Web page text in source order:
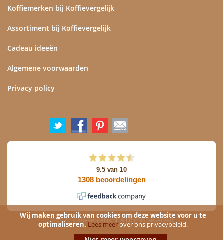
Wij maken gebruik van cookies om deze website voor u te
optimaliseren. Lees meerover ons privacybeleid.
Koffiemerken bij Koffievergelijk
Assortiment bij Koffievergelijk
Cadeau ideeën
Algemene voorwaarden
Privacy policy
© 2020 koffievergelijk.nl. All Rights Reserved